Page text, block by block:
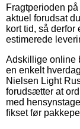
Fragtperioden
aktuel forudsat
kort tid, så derfor
estimerede
Adskillige online
en enkelt
Nielsen Light
forudsætter at
med
fikset før